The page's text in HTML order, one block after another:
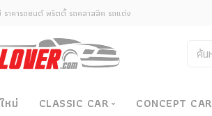
ราคารถยนต์ พริตตี้ รถคลาสสิค รถแต่ง
หม่ CLASSIC CAR CONCEPT CAR